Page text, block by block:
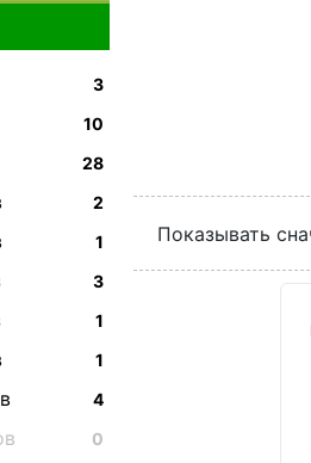
Показывать
3
10
28
2
1
3
1
1
4
0